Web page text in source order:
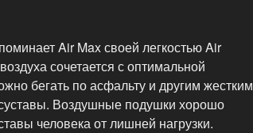
Air Max своей легкостью Air
сочетается с оптимальной
бегать по асфальту и другим жестким
Воздушные подушки хорошо
человека от лишней нагрузки.